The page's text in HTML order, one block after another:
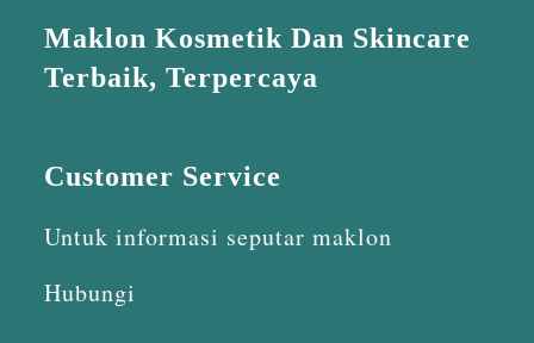
Maklon Kosmetik Dan Skincare
Terbaik, Terpercaya
Customer Service
Untuk informasi seputar maklon
Hubungi